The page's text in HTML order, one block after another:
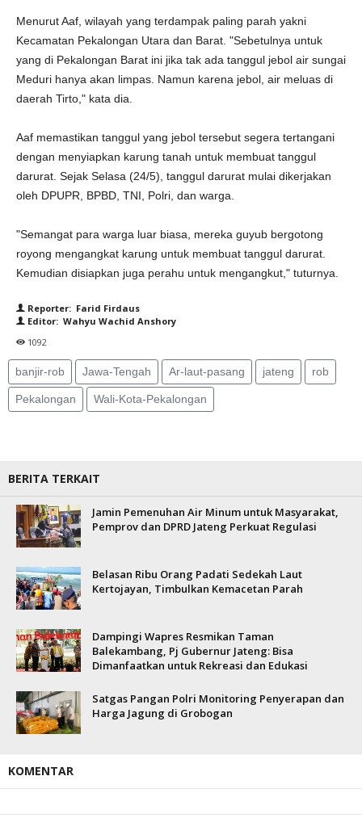
Menurut Aaf, wilayah yang terdampak paling parah yakni
Kecamatan Pekalongan Utara dan Barat. "Sebetulnya untuk
yang di Pekalongan Barat ini jika tak ada tanggul jebol air sungai
Meduri hanya akan limpas. Namun karena jebol, air meluas di
daerah Tirto," kata dia.
Aaf memastikan tanggul yang jebol tersebut segera tertangani
dengan menyiapkan karung tanah untuk membuat tanggul
darurat. Sejak Selasa (24/5), tanggul darurat mulai dikerjakan
oleh DPUPR, BPBD, TNI, Polri, dan warga.
"Semangat para warga luar biasa, mereka guyub bergotong
royong mengangkat karung untuk membuat tanggul darurat.
Kemudian disiapkan juga perahu untuk mengangkut," tuturnya.
Reporter: Farid Firdaus
Editor: Wahyu Wachid Anshory
1092
banjir-rob Jawa-Tengah Ar-laut-pasang jateng rob
Pekalongan Wali-Kota-Pekalongan
BERITA TERKAIT
Jamin Pemenuhan Air Minum untuk Masyarakat,
Pemprov dan DPRD Jateng Perkuat Regulasi
Belasan Ribu Orang Padati Sedekah Laut
Kertojayan, Timbulkan Kemacetan Parah
Dampingi Wapres Resmikan Taman
Balekambang, Pj Gubernur Jateng: Bisa
Dimanfaatkan untuk Rekreasi dan Edukasi
Satgas Pangan Polri Monitoring Penyerapan dan
Harga Jagung di Grobogan
KOMENTAR